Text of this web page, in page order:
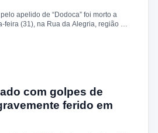
pela Delegacia de Polícia Civil
apelido de “Dodoca” foi morto a
feira (31), na Rua da Alegria, região do
Rita. Segundo informações, a
por homens armados nas
Durante a ação, os suspeitos
a cabeça de “Dodoca”, que morreu
do crime, a polícia trabalha
e encaminhado ao Instituto Médico
ser investigado pela Polícia Civil, que
autoria, a motivação e as
Até o momento, não há informações
com golpes de
ferido em